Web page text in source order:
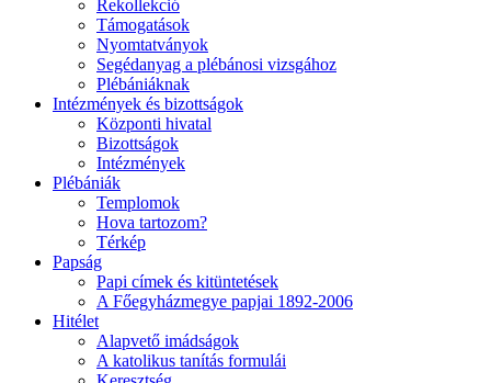
Rekollekció
Támogatások
Nyomtatványok
Segédanyag a plébánosi vizsgához
Plébániáknak
Intézmények és bizottságok
Központi hivatal
Bizottságok
Intézmények
Plébániák
Templomok
Hova tartozom?
Térkép
Papság
Papi címek és kitüntetések
A Főegyházmegye papjai 1892-2006
Hitélet
Alapvető imádságok
A katolikus tanítás formulái